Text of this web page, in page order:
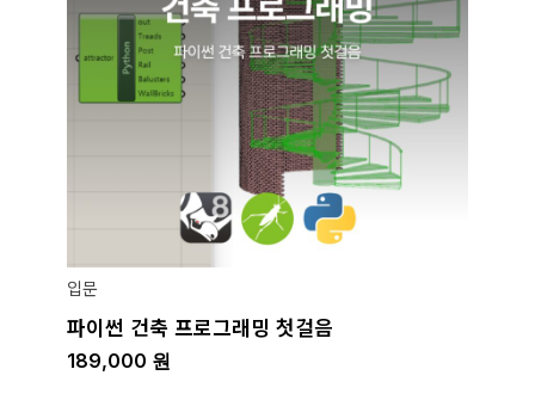
입문
파이썬 건축 프로그래밍 첫걸음
189,000 원